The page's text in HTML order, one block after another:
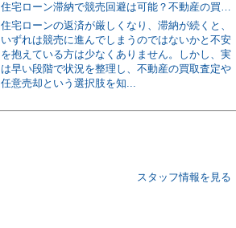
住宅ローン滞納で競売回避は可能？不動産の買取査定で今できる対処法
住宅ローンの返済が厳しくなり、滞納が続くと、
いずれは競売に進んでしまうのではないかと不安
を抱えている方は少なくありません。しかし、実
は早い段階で状況を整理し、不動産の買取査定や
任意売却という選択肢を知...
スタッフ情報を見る